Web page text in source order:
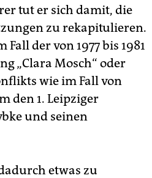
tut er sich damit, die
zu rekapitulieren.
der von 1977 bis 1981
„Clara Mosch“ oder
wie im Fall von
den 1. Leipziger
und seinen
etwas zu